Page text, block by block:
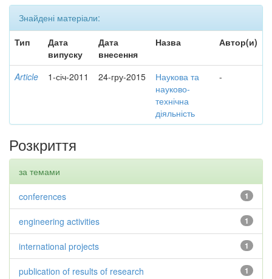
Знайдені матеріали:
Тип
Дата
випуску
Дата
внесення
Назва Автор(и)
Article 1-січ-2011 24-гру-2015
Наукова та
науково-
технічна
діяльність
-
Розкриття
за темами
1
conferences
1
engineering activities
1
international projects
1
publication of results of research